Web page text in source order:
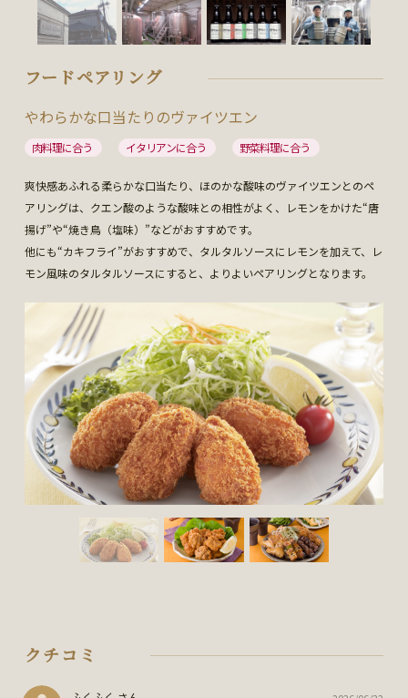
フードペアリング
やわらかな口当たりのヴァイツエン
肉料理に合う イタリアンに合う 野菜料理に合う
爽快感あふれる柔らかな口当たり、ほのかな酸味のヴァイツエンとのペ
アリングは、クエン酸のような酸味との相性がよく、レモンをかけた“唐
揚げ”や“焼き鳥（塩味）”などがおすすめです。
他にも“カキフライ”がおすすめで、タルタルソースにレモンを加えて、レ
モン風味のタルタルソースにすると、よりよいペアリングとなります。
クチコミ